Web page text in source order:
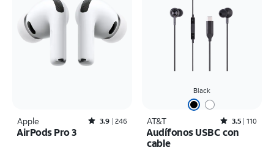
Apple Rated3.9out of 5 stars with246reviews
3.9 246
AirPods Pro 3
Black
AT&T Rated3.5out of 5 stars with110reviews
3.5 110
Audífonos USBC con
cable